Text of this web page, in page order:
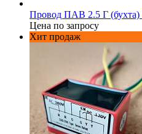
Провод ПАВ 2.5 Г
Цена по запросу
Хит продаж